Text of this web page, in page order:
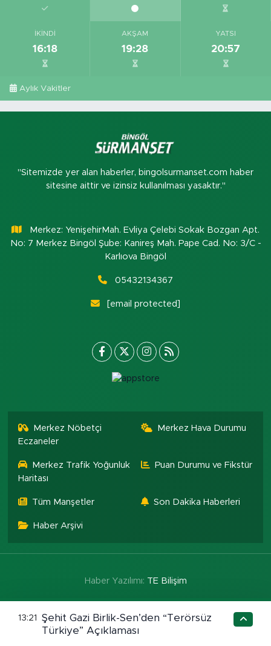
İKINDI
16:18
AKŞAM
19:28
YATSI
20:57
Aylık Vakitler
"Sitemizde yer alan haberler, bingolsurmanset.com haber
sitesine aittir ve izinsiz kullanılması yasaktır."
Merkez: YenişehirMah. Evliya Çelebi Sokak Bozgan Apt.
No: 7 Merkez Bingöl Şube: Kanireş Mah. Pape Cad. No: 3/C -
Karlıova Bingöl
05432134367
[email protected]
Merkez Nöbetçi
Eczaneler
Merkez Hava Durumu
Merkez Trafik Yoğunluk
Haritası
Puan Durumu ve Fikstür
Tüm Manşetler Son Dakika Haberleri
Haber Arşivi
Haber Yazılımı: TE Bilişim
13:21
Şehit Gazi Birlik-Sen’den “Terörsüz
Türkiye” Açıklaması